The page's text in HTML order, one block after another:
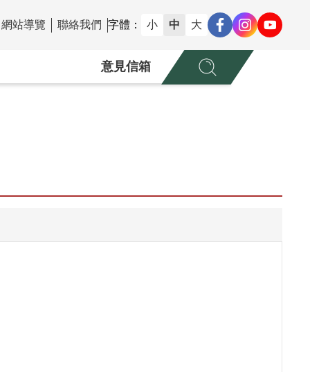
網站導覽 聯絡我們 字體： 小 中 大
意見信箱